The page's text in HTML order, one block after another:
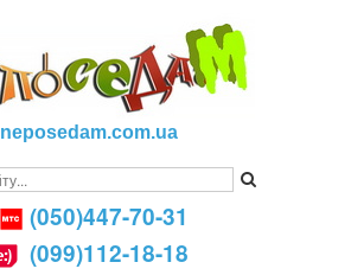
neposedam.com.ua
(050)447-70-31
(099)112-18-18